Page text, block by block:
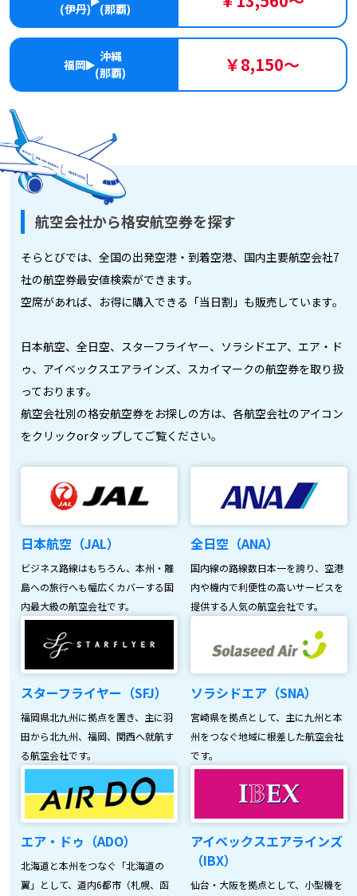
(伊丹)
(那覇)
福岡
沖縄
(那覇)
￥8,150～
航空会社から格安航空券を探す
そらとびでは、全国の出発空港・到着空港、国内主要航空会社7
社の航空券最安値検索ができます。
空席があれば、お得に購入できる「当日割」も販売しています。
日本航空、全日空、スターフライヤー、ソラシドエア、エア・ド
ゥ、アイベックスエアラインズ、スカイマークの航空券を取り扱
っております。
航空会社別の格安航空券をお探しの方は、各航空会社のアイコン
をクリックorタップしてご覧ください。
日本航空（JAL）
ビジネス路線はもちろん、本州・離
島への旅行へも幅広くカバーする国
内最大級の航空会社です。
全日空（ANA）
国内線の路線数日本一を誇り、空港
内や機内で利便性の高いサービスを
提供する人気の航空会社です。
スターフライヤー（SFJ）
福岡県北九州に拠点を置き、主に羽
田から北九州、福岡、関西へ就航す
る航空会社です。
ソラシドエア（SNA）
宮崎県を拠点として、主に九州と本
州をつなぐ地域に根差した航空会社
です。
エア・ドゥ（ADO）
北海道と本州をつなぐ「北海道の
翼」として、道内6都市（札幌、函
アイベックスエアラインズ
（IBX）
仙台・大阪を拠点として、小型機を